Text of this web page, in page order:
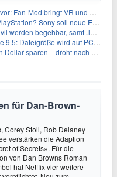
bringt VR und Ego-Perspektive nach Kanto
Sony soll neue Einnahmequellen prüfen
begehbar, samt „lebensgroßem Leon“
wird auf PC und Konsolen deutlich reduziert
nach der Übernahme die nächste Entlassungswelle?
für Dan-Brown-
Corey Stoll, Rob Delaney
verstärken die Adaption
of Secrets». Für die
von Dan Browns Roman
hat Netflix vier weitere